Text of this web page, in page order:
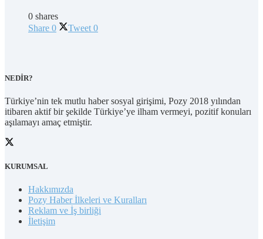
0 shares
Share 0 Tweet 0
NEDİR?
Türkiye’nin tek mutlu haber sosyal girişimi, Pozy 2018 yılından
itibaren aktif bir şekilde Türkiye’ye ilham vermeyi, pozitif konuları
aşılamayı amaç etmiştir.
KURUMSAL
Hakkımızda
Pozy Haber İlkeleri ve Kuralları
Reklam ve İş birliği
İletişim